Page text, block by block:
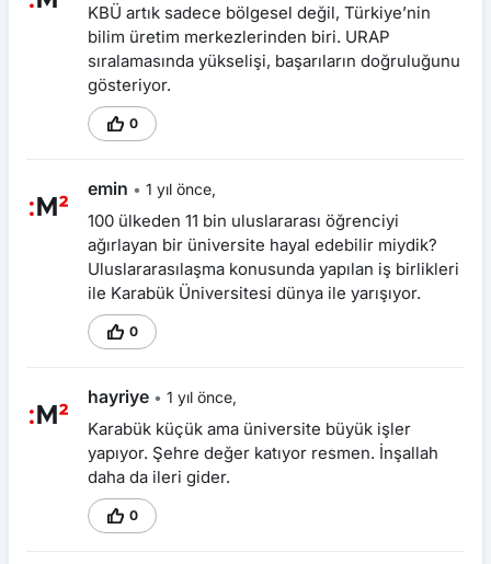
KBÜ artık sadece bölgesel değil, Türkiye’nin
bilim üretim merkezlerinden biri. URAP
sıralamasında yükselişi, başarıların doğruluğunu
gösteriyor.
0
emin • 1 yıl önce,
100 ülkeden 11 bin uluslararası öğrenciyi
ağırlayan bir üniversite hayal edebilir miydik?
Uluslararasılaşma konusunda yapılan iş birlikleri
ile Karabük Üniversitesi dünya ile yarışıyor.
0
hayriye • 1 yıl önce,
Karabük küçük ama üniversite büyük işler
yapıyor. Şehre değer katıyor resmen. İnşallah
daha da ileri gider.
0